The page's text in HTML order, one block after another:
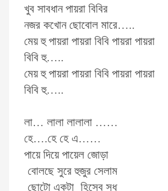
খুব সাবধান পায়রা বিবির
নজর কখোন ছোবোল মারে…..
মেয় হু পায়রা পায়রা বিবি পায়রা পায়রা
বিবি হু…..
মেয় হু পায়রা পায়রা বিবি পায়রা পায়রা
বিবি হু…..
লা… লালা লালালা ……
হে….হে হে এ……
পায়ে দিয়ে পায়েল জোড়া
বোলছে সুরে হুজুর সেলাম
ছোটো একটা হিসেব সুধু